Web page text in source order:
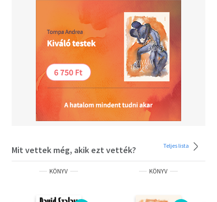
Mit vettek még, akik ezt vették? Teljes lista
KÖNYV KÖNYV